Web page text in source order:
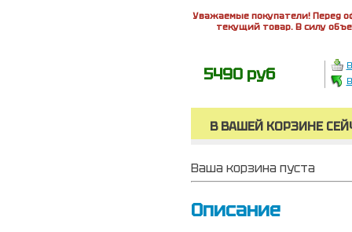
Уважаемые покупатели! Перед
текущий товар. В силу
5490 руб
В ВАШЕЙ КОРЗИНЕ
Ваша корзина пуста
Описание